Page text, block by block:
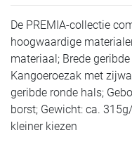
De PREMIA-collectie
hoogwaardige
materiaal; Brede
Kangoeroezak met
geribde ronde hals;
borst; Gewicht: ca.
kleiner kiezen